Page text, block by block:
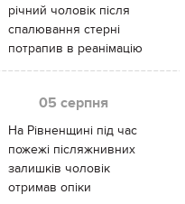
річний чоловік після
спалювання стерні
потрапив в реанімацію
05 серпня
На Рівненщині під час
пожежі післяжнивних
залишків чоловік
отримав опіки